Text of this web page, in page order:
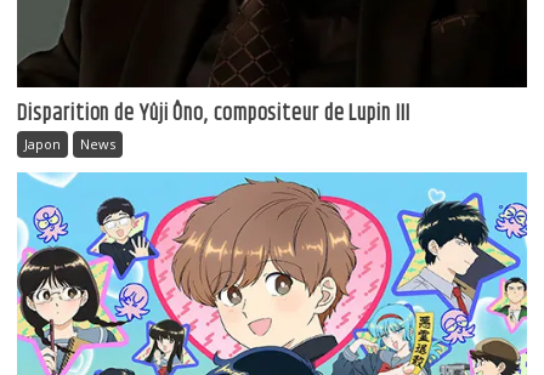
Disparition de Yûji Ôno, compositeur de Lupin III
Japon News